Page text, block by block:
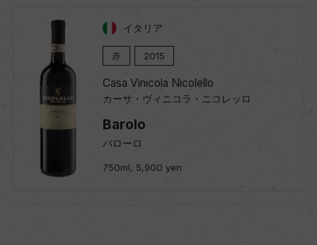
イタリア
赤 2015
Casa Vinicola Nicolello
カーサ・ヴィニコラ・ニコレッロ
Barolo
バローロ
750ml, 5,900 yen